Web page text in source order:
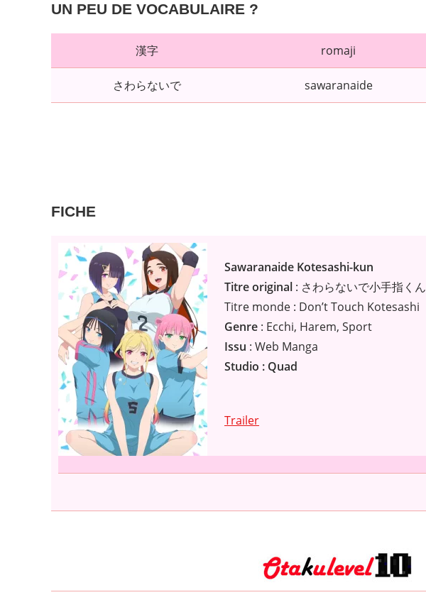
UN PEU DE VOCABULAIRE ?
漢字 romaji
さわらないで sawaranaide
FICHE
Sawaranaide Kotesashi-kun
Titre original : さわらないで小手指くん
Titre monde : Don’t Touch Kotesashi
Genre : Ecchi, Harem, Sport
Issu : Web Manga
Studio : Quad
Trailer